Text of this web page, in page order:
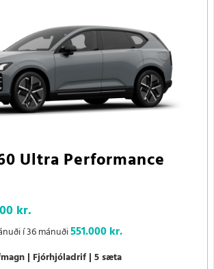
Ultra Performance
kr.
í 36 mánuði551.000 kr.
Fjórhjóladrif 5 sæta